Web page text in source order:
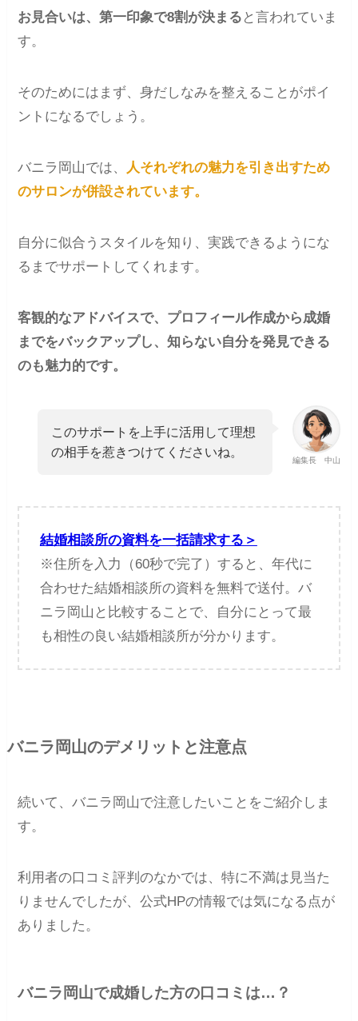
お見合いは、第一印象で8割が決まる と言われていま
す。
そのためにはまず、身だしなみを整えることがポイ
ントになるでしょう。
バニラ岡山では、
人それぞれの魅力を引き出すため
のサロンが併設されています。
自分に似合うスタイルを知り、実践できるようにな
るまでサポートしてくれます。
客観的なアドバイスで、プロフィール作成から成婚
までをバックアップし、知らない自分を発見できる
のも魅力的です。
編集長 中山
このサポートを上手に活用して理想
の相手を惹きつけてくださいね。
結婚相談所の資料を一括請求する＞
※住所を入力（60秒で完了）すると、年代に
合わせた結婚相談所の資料を無料で送付。バ
ニラ岡山と比較することで、自分にとって最
も相性の良い結婚相談所が分かります。
バニラ岡山のデメリットと注意点
続いて、バニラ岡山で注意したいことをご紹介しま
す。
利用者の口コミ評判のなかでは、特に不満は見当た
りませんでしたが、公式HPの情報では気になる点が
ありました。
バニラ岡山で成婚した方の口コミは…？